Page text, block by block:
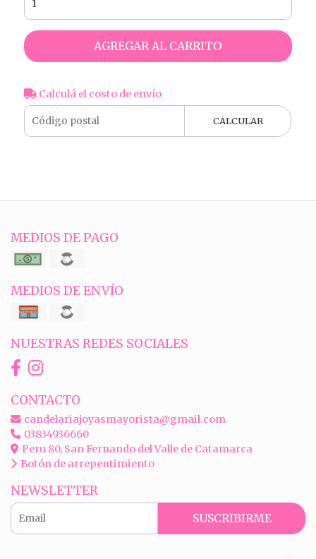
AGREGAR AL CARRITO
Calculá el costo de envío
CALCULAR
MEDIOS DE PAGO
MEDIOS DE ENVÍO
NUESTRAS REDES SOCIALES
CONTACTO
candelariajoyasmayorista@gmail.com
03834936660
Peru 80, San Fernando del Valle de Catamarca
Botón de arrepentimiento
NEWSLETTER
SUSCRIBIRME